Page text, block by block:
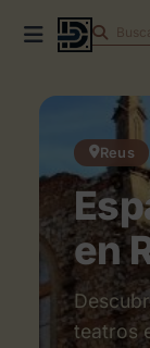
Reus
en
teatros